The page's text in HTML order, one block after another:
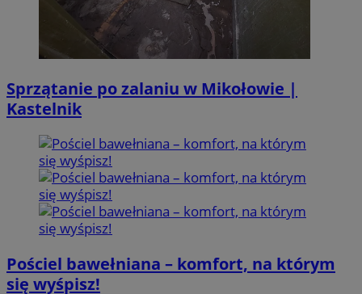
Sprzątanie po zalaniu w Mikołowie |
Kastelnik
Pościel bawełniana – komfort, na którym
się wyśpisz!